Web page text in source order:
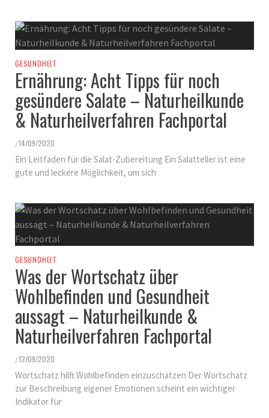
GESUNDHEIT
Ernährung: Acht Tipps für noch
gesündere Salate – Naturheilkunde
& Naturheilverfahren Fachportal
/14/09/2020
Ein Leitfaden für die Salat-Zubereitung Ein Salatteller ist eine
gute und leckere Möglichkeit, um sich
GESUNDHEIT
Was der Wortschatz über
Wohlbefinden und Gesundheit
aussagt – Naturheilkunde &
Naturheilverfahren Fachportal
/12/09/2020
Wortschatz hilft Wohlbefinden einzuschätzen Der Wortschatz
zur Beschreibung eigener Emotionen scheint ein wichtiger
Indikator für